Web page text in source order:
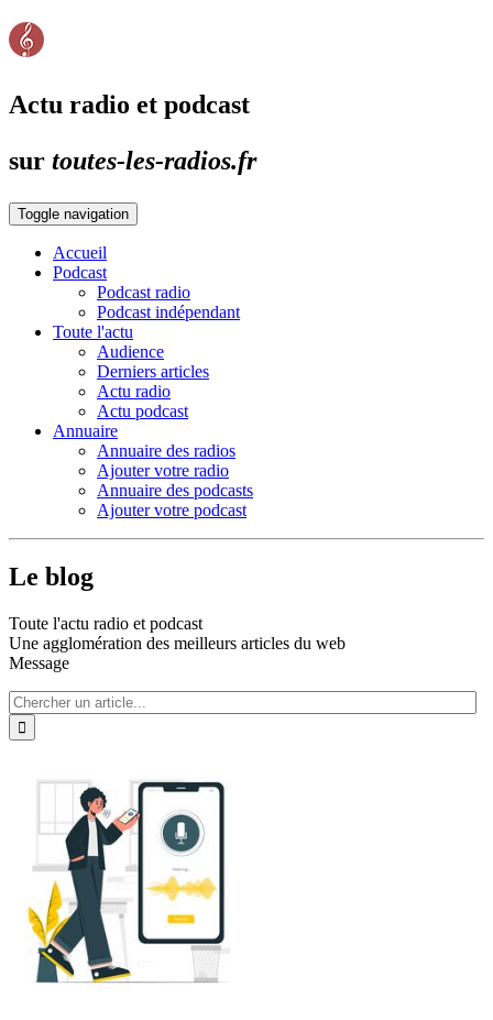
Actu radio et podcast
sur toutes-les-radios.fr
Toggle navigation
Accueil
Podcast
Podcast radio
Podcast indépendant
Toute l'actu
Audience
Derniers articles
Actu radio
Actu podcast
Annuaire
Annuaire des radios
Ajouter votre radio
Annuaire des podcasts
Ajouter votre podcast
Le blog
Toute l'actu radio et podcast
Une agglomération des meilleurs articles du web
Message